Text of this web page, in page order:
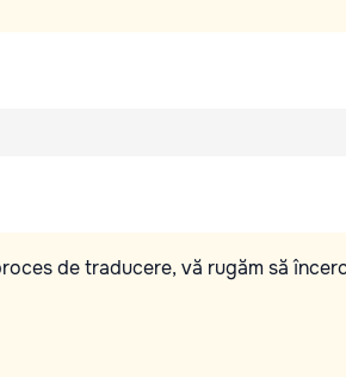
de traducere, vă rugăm să